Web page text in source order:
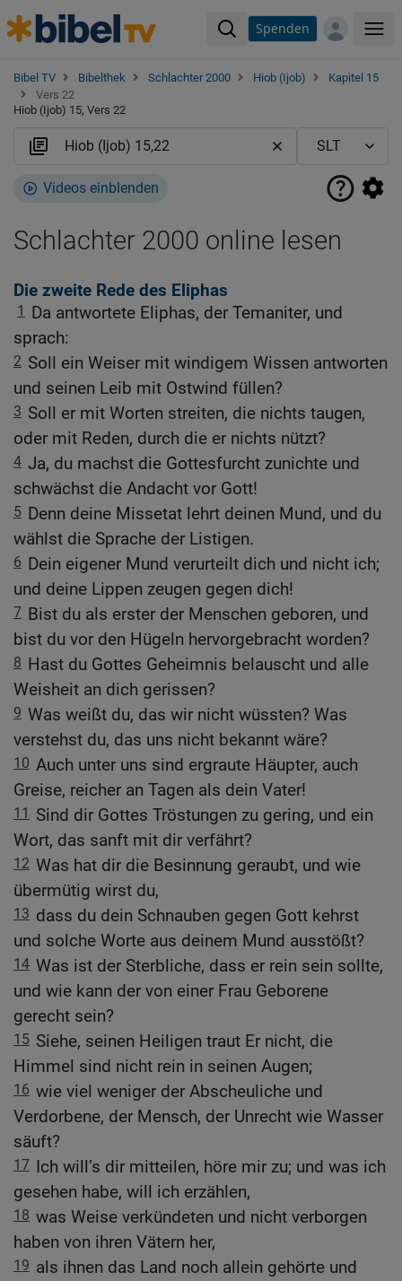
Spenden
Bibel TV Bibelthek Schlachter 2000 Hiob (Ijob)
Kapitel 15
Vers 22
Hiob (Ijob) 15, Vers 22
Videos einblenden
Schlachter 2000 online lesen
Die zweite Rede des Eliphas
1
Da antwortete Eliphas, der Temaniter, und
sprach:
2 Soll ein Weiser mit windigem Wissen antworten
und seinen Leib mit Ostwind füllen?
3 Soll er mit Worten streiten, die nichts taugen,
oder mit Reden, durch die er nichts nützt?
4 Ja, du machst die Gottesfurcht zunichte und
schwächst die Andacht vor Gott!
5 Denn deine Missetat lehrt deinen Mund, und du
wählst die Sprache der Listigen.
6 Dein eigener Mund verurteilt dich und nicht ich;
und deine Lippen zeugen gegen dich!
7 Bist du als erster der Menschen geboren, und
bist du vor den Hügeln hervorgebracht worden?
8 Hast du Gottes Geheimnis belauscht und alle
Weisheit an dich gerissen?
9 Was weißt du, das wir nicht wüssten? Was
verstehst du, das uns nicht bekannt wäre?
10 Auch unter uns sind ergraute Häupter, auch
Greise, reicher an Tagen als dein Vater!
11
Sind dir Gottes Tröstungen zu gering, und ein
Wort, das sanft mit dir verfährt?
12 Was hat dir die Besinnung geraubt, und wie
übermütig wirst du,
13 dass du dein Schnauben gegen Gott kehrst
und solche Worte aus deinem Mund ausstößt?
14 Was ist der Sterbliche, dass er rein sein sollte,
und wie kann der von einer Frau Geborene
gerecht sein?
15 Siehe, seinen Heiligen traut Er nicht, die
Himmel sind nicht rein in seinen Augen;
16 wie viel weniger der Abscheuliche und
Verdorbene, der Mensch, der Unrecht wie Wasser
säuft?
17 Ich will’s dir mitteilen, höre mir zu; und was ich
gesehen habe, will ich erzählen,
18 was Weise verkündeten und nicht verborgen
haben von ihren Vätern her,
19 als ihnen das Land noch allein gehörte und